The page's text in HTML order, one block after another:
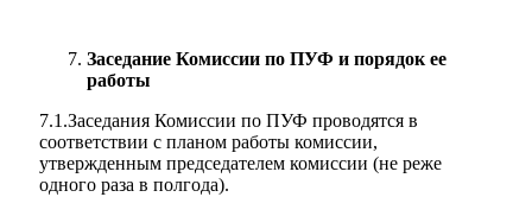
Заседание Комиссии по ПУФ и порядок ее
работы
7.1.Заседания Комиссии по ПУФ проводятся в
соответствии с планом работы комиссии,
утвержденным председателем комиссии (не реже
одного раза в полгода).